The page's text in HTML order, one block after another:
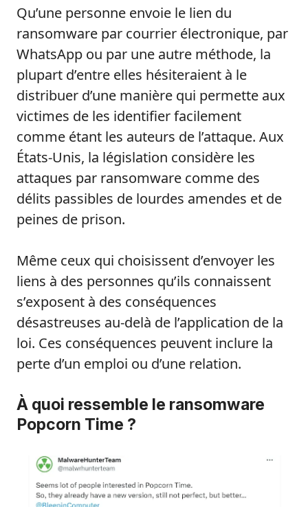
Qu’une personne envoie le lien du
ransomware par courrier électronique, par
WhatsApp ou par une autre méthode, la
plupart d’entre elles hésiteraient à le
distribuer d’une manière qui permette aux
victimes de les identifier facilement
comme étant les auteurs de l’attaque. Aux
États-Unis, la législation considère les
attaques par ransomware comme des
délits passibles de lourdes amendes et de
peines de prison.
Même ceux qui choisissent d’envoyer les
liens à des personnes qu’ils connaissent
s’exposent à des conséquences
désastreuses au-delà de l’application de la
loi. Ces conséquences peuvent inclure la
perte d’un emploi ou d’une relation.
À quoi ressemble le ransomware
Popcorn Time ?